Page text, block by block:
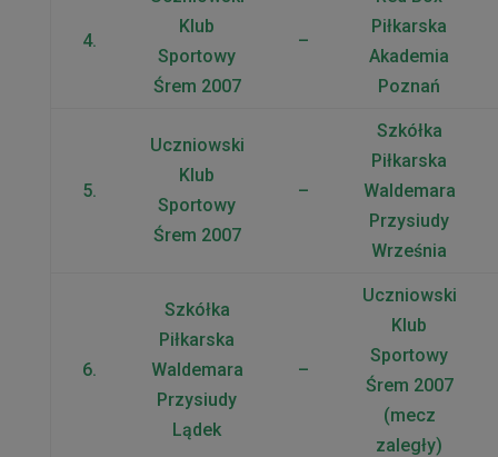
4.
Klub
Sportowy
Śrem 2007
–
Piłkarska
Akademia
Poznań
5.
Uczniowski
Klub
Sportowy
Śrem 2007
–
Szkółka
Piłkarska
Waldemara
Przysiudy
Września
6.
Szkółka
Piłkarska
Waldemara
Przysiudy
Lądek
–
Uczniowski
Klub
Sportowy
Śrem 2007
(mecz
zaległy)